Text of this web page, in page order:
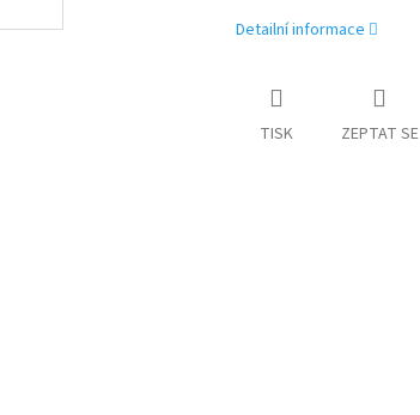
Detailní informace
TISK ZEPTAT SE